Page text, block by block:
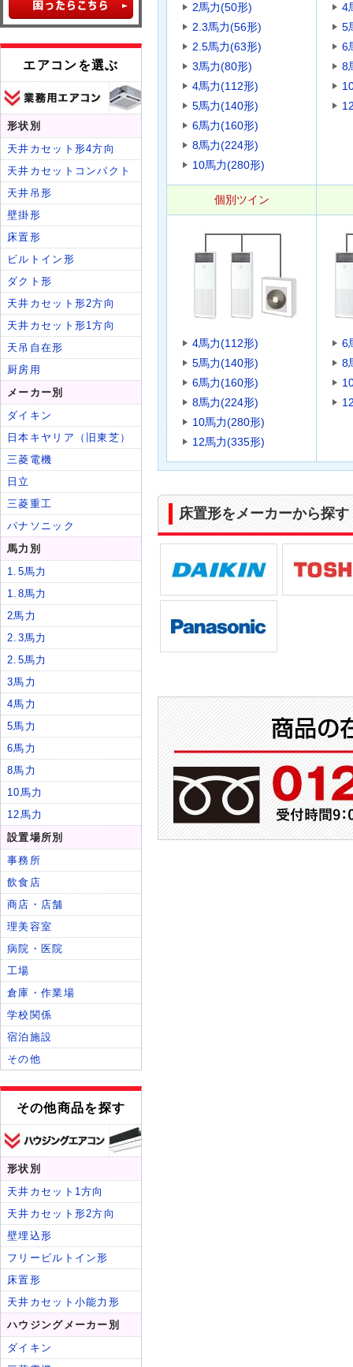
2馬力(50形)
2.3馬力(56形)
2.5馬力(63形)
3馬力(80形)
4馬力(112形)
5馬力(140形)
6馬力(160形)
8馬力(224形)
10馬力(280形)
4
5
6
8
個別ツイン
4馬力(112形)
5馬力(140形)
6馬力(160形)
8馬力(224形)
10馬力(280形)
12馬力(335形)
6
8
床置形をメーカーから探す